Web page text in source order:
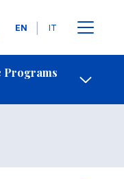
Languages
EN IT
Programs
Contact Us